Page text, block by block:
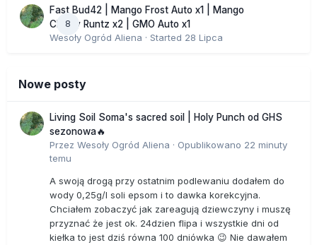
8
Fast Bud42 | Mango Frost Auto x1 | Mango
Cherry Runtz x2 | GMO Auto x1
Wesoły Ogród Aliena · Started 28 Lipca
Nowe posty
Living Soil Soma's sacred soil | Holy Punch od GHS
sezonowa🔥
Przez Wesoły Ogród Aliena · Opublikowano 22 minuty
temu
A swoją drogą przy ostatnim podlewaniu dodałem do
wody 0,25g/l soli epsom i to dawka korekcyjna.
Chciałem zobaczyć jak zareagują dziewczyny i muszę
przyznać że jest ok. 24dzien flipa i wszystkie dni od
kiełka to jest dziś równa 100 dniówka 😉 Nie dawałem